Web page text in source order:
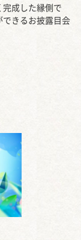
完成した縁側で
できるお披露目会